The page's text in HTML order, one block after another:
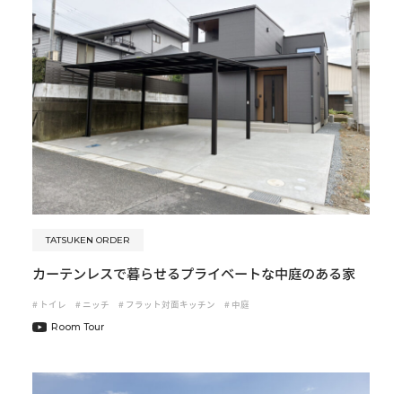
TATSUKEN ORDER
カーテンレスで暮らせるプライベートな中庭のある家
# トイレ # ニッチ # フラット対面キッチン # 中庭
Room Tour